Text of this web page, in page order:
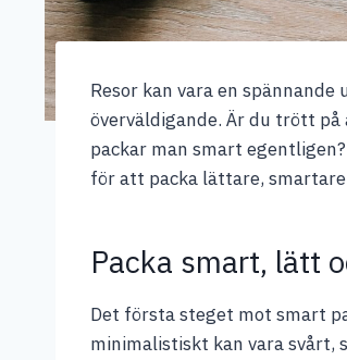
Resor kan vara en
överväldigande. Är du trött
packar man smart
för att packa lättare,
Packa smart, lätt
Det första steget mot smart
minimalistiskt kan vara svårt,